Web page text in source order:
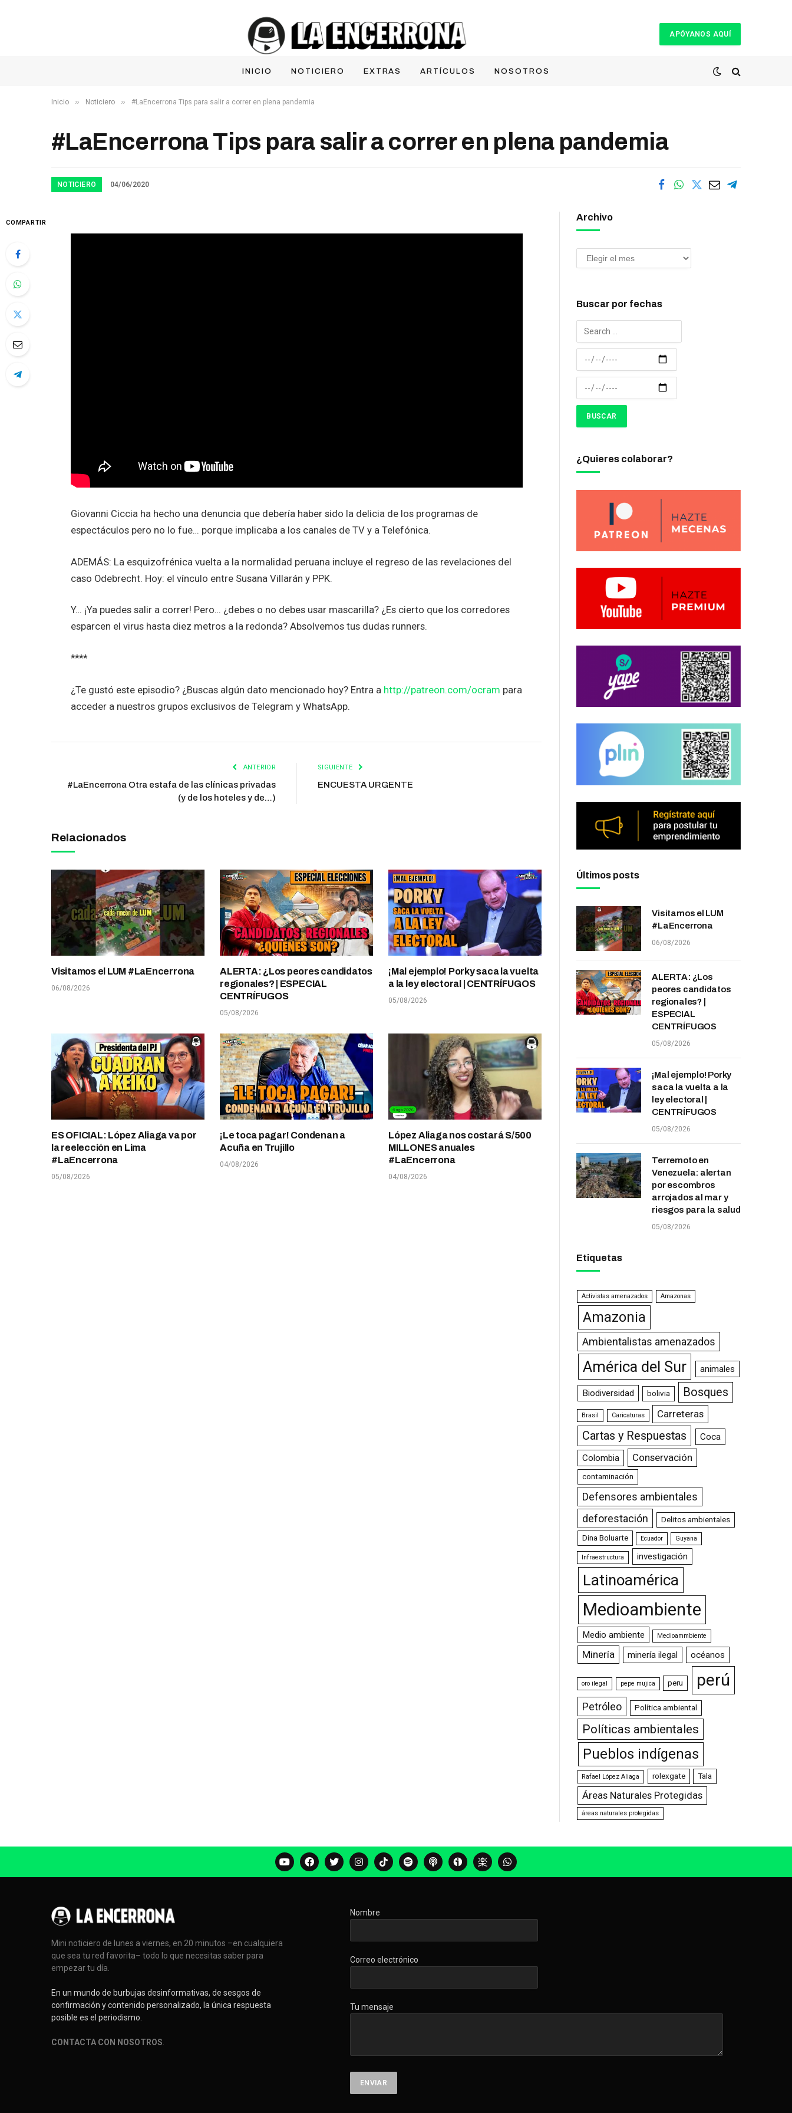
APÓYANOS AQUÍ
INICIO NOTICIERO EXTRAS ARTÍCULOS NOSOTROS
Inicio » Noticiero » #LaEncerrona Tips para salir a correr en plena pandemia
#LaEncerrona Tips para salir a correr en plena pandemia
NOTICIERO 04/06/2020
COMPARTIR
Giovanni Ciccia ha hecho una denuncia que debería haber sido la delicia de los programas de
espectáculos pero no lo fue… porque implicaba a los canales de TV y a Telefónica.
ADEMÁS: La esquizofrénica vuelta a la normalidad peruana incluye el regreso de las revelaciones del
caso Odebrecht. Hoy: el vínculo entre Susana Villarán y PPK.
Y… ¡Ya puedes salir a correr! Pero… ¿debes o no debes usar mascarilla? ¿Es cierto que los corredores
esparcen el virus hasta diez metros a la redonda? Absolvemos tus dudas runners.
****
¿Te gustó este episodio? ¿Buscas algún dato mencionado hoy? Entra a http://patreon.com/ocram para
acceder a nuestros grupos exclusivos de Telegram y WhatsApp.
ANTERIOR
#LaEncerrona Otra estafa de las clínicas privadas
(y de los hoteles y de…)
SIGUIENTE
ENCUESTA URGENTE
Relacionados
Visitamos el LUM #LaEncerrona
06/08/2026
ALERTA: ¿Los peores candidatos
regionales? | ESPECIAL
CENTRÍFUGOS
05/08/2026
¡Mal ejemplo! Porky saca la vuelta
a la ley electoral | CENTRÍFUGOS
05/08/2026
ES OFICIAL: López Aliaga va por
la reelección en Lima
#LaEncerrona
05/08/2026
¡Le toca pagar! Condenan a
Acuña en Trujillo
04/08/2026
López Aliaga nos costará S/500
MILLONES anuales
#LaEncerrona
04/08/2026
Archivo
Buscar por fechas
¿Quieres colaborar?
Últimos posts
Visitamos el LUM
#LaEncerrona
06/08/2026
ALERTA: ¿Los
peores candidatos
regionales? |
ESPECIAL
CENTRÍFUGOS
05/08/2026
¡Mal ejemplo! Porky
saca la vuelta a la
ley electoral |
CENTRÍFUGOS
05/08/2026
Terremoto en
Venezuela: alertan
por escombros
arrojados al mar y
riesgos para la salud
05/08/2026
Etiquetas
Activistas amenazados Amazonas
Amazonia
Ambientalistas amenazados
América del Sur animales
Biodiversidad bolivia Bosques
Brasil Caricaturas Carreteras
Cartas y Respuestas
Coca
Colombia
Conservación
contaminación
Defensores ambientales
deforestación
Delitos ambientales
Dina Boluarte Ecuador Guyana
Infraestructura investigación
Latinoamérica
Medioambiente
Medio ambiente Medioammbiente
Minería minería ilegal océanos
oro ilegal pepe mujica peru perú
Petróleo Política ambiental
Políticas ambientales
Pueblos indígenas
Rafael López Aliaga rolexgate Tala
Áreas Naturales Protegidas
áreas naturales protegidas
Mini noticiero de lunes a viernes, en 20 minutos –en cualquiera
que sea tu red favorita– todo lo que necesitas saber para
empezar tu día.
En un mundo de burbujas desinformativas, de sesgos de
confirmación y contenido personalizado, la única respuesta
posible es el periodismo.
CONTACTA CON NOSOTROS
Nombre
Correo electrónico
Tu mensaje